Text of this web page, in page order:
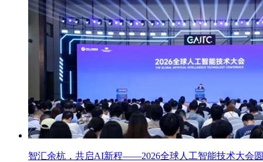
智汇余杭，共启AI新程——2026全球人工智能技术大会